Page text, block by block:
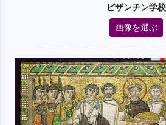
ビザンチン学校
画像を選ぶ